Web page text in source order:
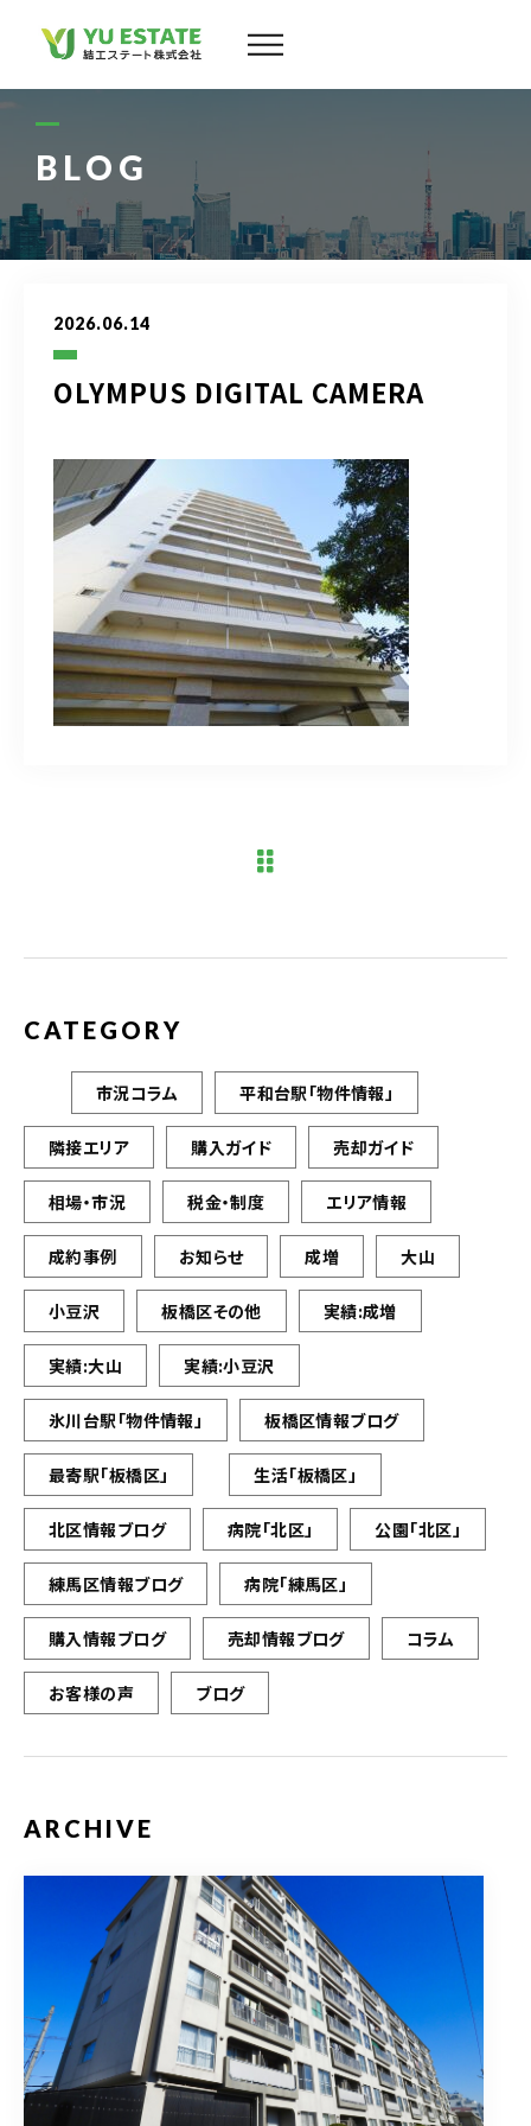
BLOG
2026.06.14
OLYMPUS DIGITAL CAMERA
CATEGORY
市況コラム 平和台駅「物件情報」
隣接エリア 購入ガイド 売却ガイド
相場・市況 税金・制度 エリア情報
成約事例 お知らせ 成増 大山
小豆沢 板橋区その他 実績:成増
実績:大山 実績:小豆沢
氷川台駅「物件情報」 板橋区情報ブログ
最寄駅「板橋区」 生活「板橋区」
北区情報ブログ 病院「北区」 公園「北区」
練馬区情報ブログ 病院「練馬区」
購入情報ブログ 売却情報ブログ コラム
お客様の声 ブログ
ARCHIVE
物件情報
お客様の声
ブログ
アクセス
03-6909-2648
お問い合わせはこちら